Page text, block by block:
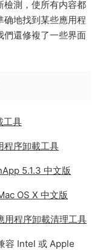
檢測，使所有内容都
确地找到某些應用程
們還修複了一些界面
工具
序卸載工具
5.1.3 中文版
OS X 中文版
程序卸載清理工具
容 Intel 或 Apple